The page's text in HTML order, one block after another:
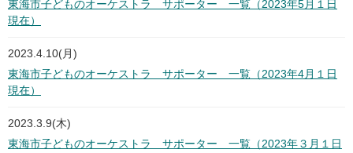
東海市子どものオーケストラ サポーター 一覧（2023年5月１日
現在）
2023.4.10(月)
東海市子どものオーケストラ サポーター 一覧（2023年4月１日
現在）
2023.3.9(木)
東海市子どものオーケストラ サポーター 一覧（2023年３月１日